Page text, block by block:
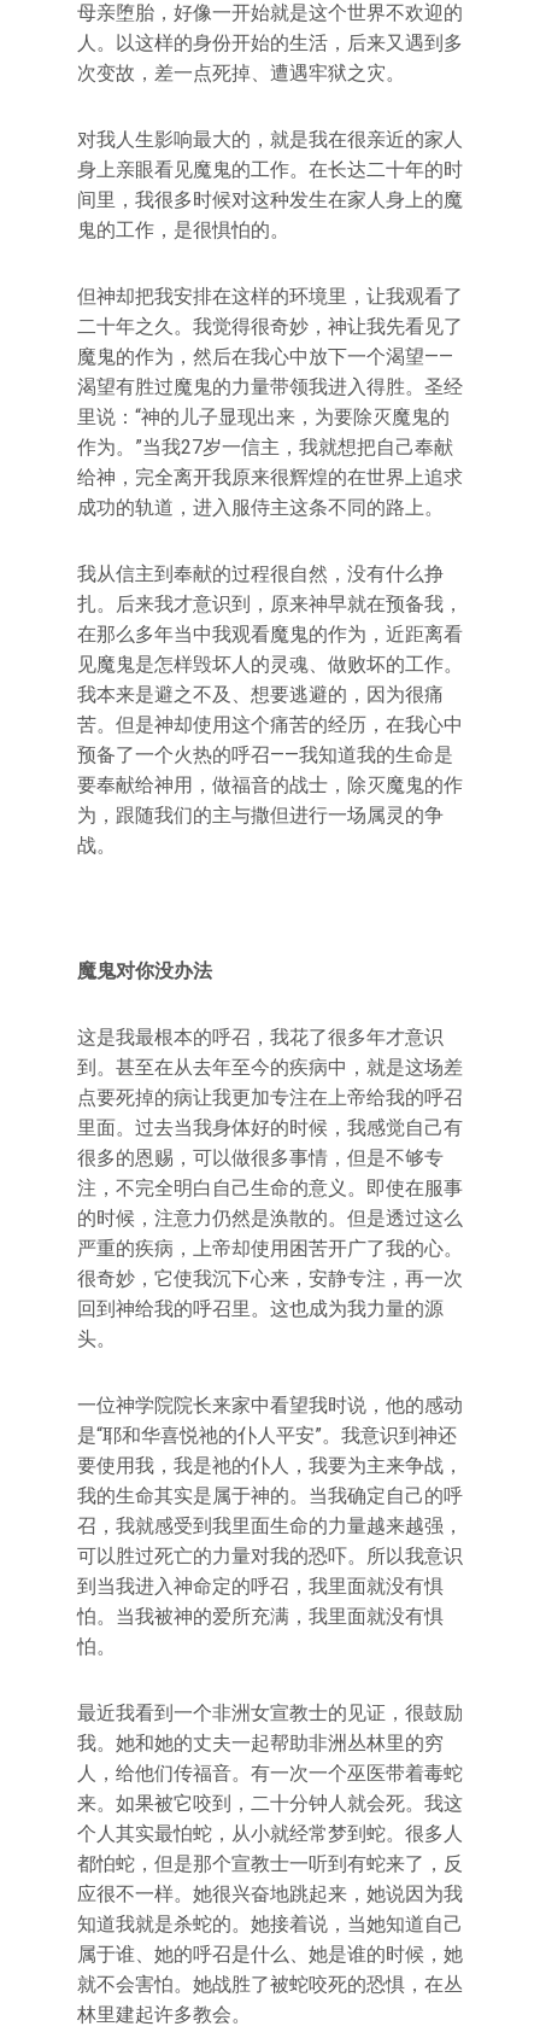
母亲堕胎，好像一开始就是这个世界不欢迎的
人。以这样的身份开始的生活，后来又遇到多
次变故，差一点死掉、遭遇牢狱之灾。
对我人生影响最大的，就是我在很亲近的家人
身上亲眼看见魔鬼的工作。在长达二十年的时
间里，我很多时候对这种发生在家人身上的魔
鬼的工作，是很惧怕的。
但神却把我安排在这样的环境里，让我观看了
二十年之久。我觉得很奇妙，神让我先看见了
魔鬼的作为，然后在我心中放下一个渴望——
渴望有胜过魔鬼的力量带领我进入得胜。圣经
里说：“神的儿子显现出来，为要除灭魔鬼的
作为。”当我27岁一信主，我就想把自己奉献
给神，完全离开我原来很辉煌的在世界上追求
成功的轨道，进入服侍主这条不同的路上。
我从信主到奉献的过程很自然，没有什么挣
扎。后来我才意识到，原来神早就在预备我，
在那么多年当中我观看魔鬼的作为，近距离看
见魔鬼是怎样毁坏人的灵魂、做败坏的工作。
我本来是避之不及、想要逃避的，因为很痛
苦。但是神却使用这个痛苦的经历，在我心中
预备了一个火热的呼召——我知道我的生命是
要奉献给神用，做福音的战士，除灭魔鬼的作
为，跟随我们的主与撒但进行一场属灵的争
战。
魔鬼对你没办法
这是我最根本的呼召，我花了很多年才意识
到。甚至在从去年至今的疾病中，就是这场差
点要死掉的病让我更加专注在上帝给我的呼召
里面。过去当我身体好的时候，我感觉自己有
很多的恩赐，可以做很多事情，但是不够专
注，不完全明白自己生命的意义。即使在服事
的时候，注意力仍然是涣散的。但是透过这么
严重的疾病，上帝却使用困苦开广了我的心。
很奇妙，它使我沉下心来，安静专注，再一次
回到神给我的呼召里。这也成为我力量的源
头。
一位神学院院长来家中看望我时说，他的感动
是“耶和华喜悦祂的仆人平安”。我意识到神还
要使用我，我是祂的仆人，我要为主来争战，
我的生命其实是属于神的。当我确定自己的呼
召，我就感受到我里面生命的力量越来越强，
可以胜过死亡的力量对我的恐吓。所以我意识
到当我进入神命定的呼召，我里面就没有惧
怕。当我被神的爱所充满，我里面就没有惧
怕。
最近我看到一个非洲女宣教士的见证，很鼓励
我。她和她的丈夫一起帮助非洲丛林里的穷
人，给他们传福音。有一次一个巫医带着毒蛇
来。如果被它咬到，二十分钟人就会死。我这
个人其实最怕蛇，从小就经常梦到蛇。很多人
都怕蛇，但是那个宣教士一听到有蛇来了，反
应很不一样。她很兴奋地跳起来，她说因为我
知道我就是杀蛇的。她接着说，当她知道自己
属于谁、她的呼召是什么、她是谁的时候，她
就不会害怕。她战胜了被蛇咬死的恐惧，在丛
林里建起许多教会。